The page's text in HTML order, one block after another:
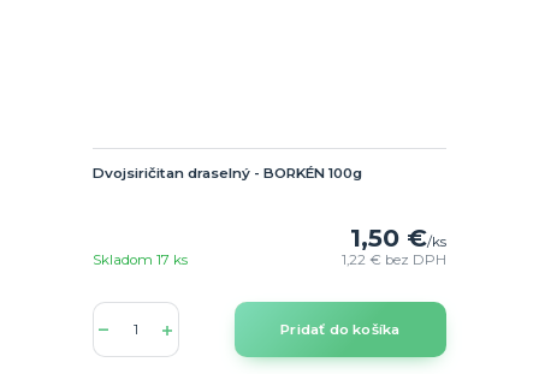
Dvojsiričitan draselný - BORKÉN 100g
1,50 €/ks
1,22 € bez DPH
Skladom 17 ks
Pridať do košíka